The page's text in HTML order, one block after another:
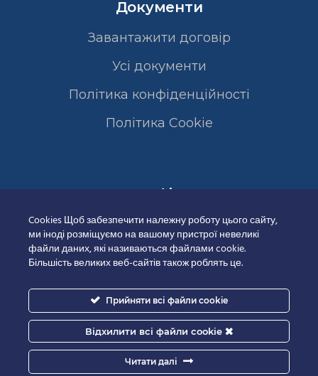
Документи
Завантажити договір
Усі документи
Політика конфіденційності
Полiтика Cookie
Сертифікати
Cookies Щоб забезпечити належну роботу цього сайту,
ми іноді розміщуємо на вашому пристрої невеликі
файли даних, які називаються файлами cookie.
Більшість великих веб-сайтів також роблять це.
Прийняти всі файли cookie
Відхилити всі файли cookie
Читати далі